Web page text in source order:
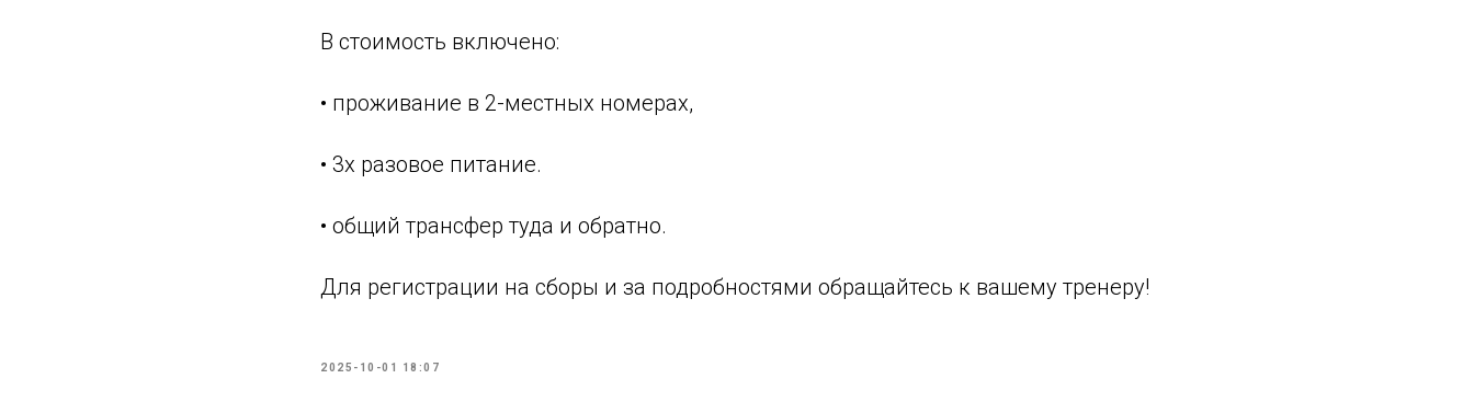
В стоимость включено:
•⁠ ⁠проживание в 2-местных номерах,
•⁠ ⁠3х разовое питание.
•⁠ ⁠общий трансфер туда и обратно.
Для регистрации на сборы и за подробностями обращайтесь к вашему тренеру!
2025-10-01 18:07